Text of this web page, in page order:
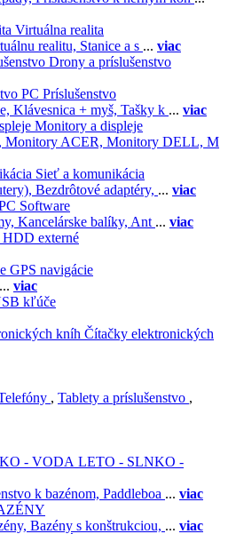
Virtuálna realita
realitu, Stanice a s ... viac
Drony a príslušenstvo
PC Príslušenstvo
Klávesnica + myš, Tašky k ... viac
Monitory a displeje
Monitory ACER, Monitory DELL, M
Sieť a komunikácia
Bezdrôtové adaptéry, ... viac
Software
Kancelárske balíky, Ant ... viac
HDD externé
GPS navigácie
... viac
kľúče
Čítačky elektronických
, Tablety a príslušenstvo ,
LETO - SLNKO -
k bazénom, Paddleboa ... viac
Bazény s konštrukciou, ... viac